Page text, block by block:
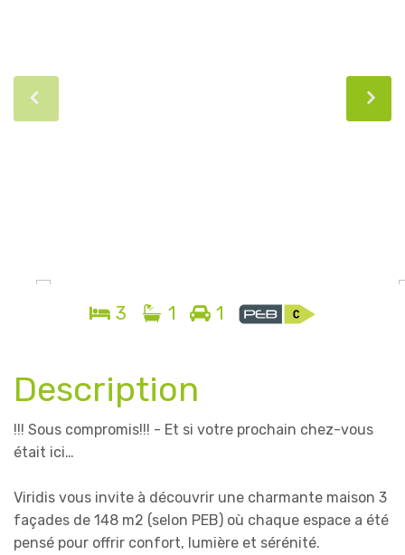
3 1 1
Description
!!! Sous compromis!!! - Et si votre prochain chez-vous
était ici…
Viridis vous invite à découvrir une charmante maison 3
façades de 148 m2 (selon PEB) où chaque espace a été
pensé pour offrir confort, lumière et sérénité.